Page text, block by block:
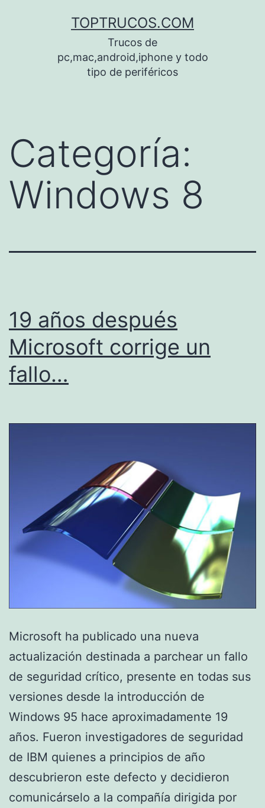
TOPTRUCOS.COM
Trucos de
pc,mac,android,iphone y todo
tipo de periféricos
Categoría:
Windows 8
19 años después
Microsoft corrige un
fallo…
Microsoft ha publicado una nueva
actualización destinada a parchear un fallo
de seguridad crítico, presente en todas sus
versiones desde la introducción de
Windows 95 hace aproximadamente 19
años. Fueron investigadores de seguridad
de IBM quienes a principios de año
descubrieron este defecto y decidieron
comunicárselo a la compañía dirigida por